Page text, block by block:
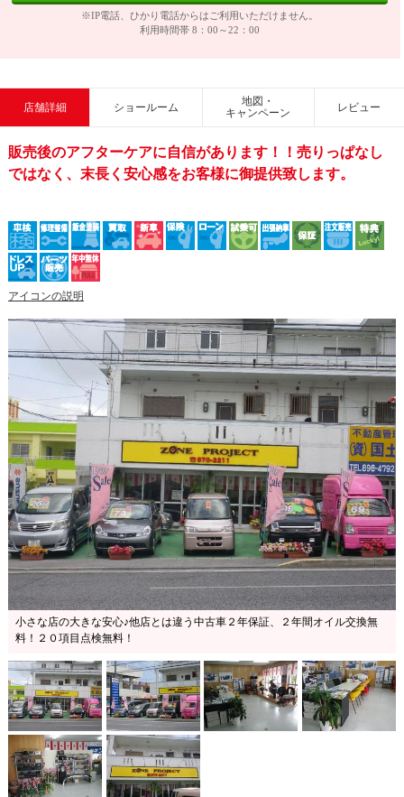
※IP電話、ひかり電話からはご利用いただけません。
利用時間帯 8：00～22：00
店舗詳細 ショールーム
地図・
キャンペーン
レビュー
販売後のアフターケアに自信があります！！売りっぱなし
ではなく、末長く安心感をお客様に御提供致します。
アイコンの説明
小さな店の大きな安心♪他店とは違う中古車２年保証、２年間オイル交換無
料！２０項目点検無料！